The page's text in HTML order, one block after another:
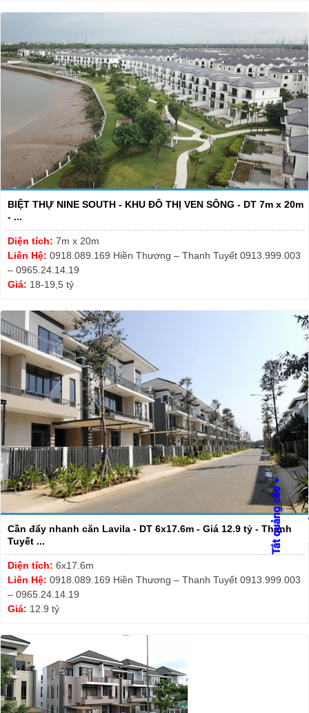
BIỆT THỰ NINE SOUTH - KHU ĐÔ THỊ VEN SÔNG - DT 7m x 20m
- ...
Diện tích: 7m x 20m
Liên Hệ: 0918.089.169 Hiền Thương – Thanh Tuyết 0913.999.003
– 0965.24.14.19
Giá: 18-19,5 tỷ
Cần đẩy nhanh căn Lavila - DT 6x17.6m - Giá 12.9 tỷ - Thanh
Tuyết ...
Diện tích: 6x17.6m
Liên Hệ: 0918.089.169 Hiền Thương – Thanh Tuyết 0913.999.003
– 0965.24.14.19
Giá: 12.9 tỷ